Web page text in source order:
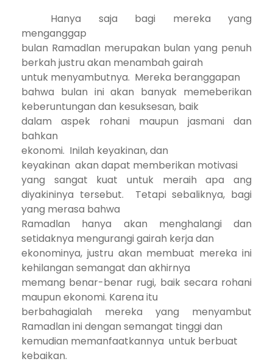
Hanya saja bagi mereka yang
menganggap
bulan Ramadlan merupakan bulan yang penuh
berkah justru akan menambah gairah
untuk menyambutnya. Mereka beranggapan
bahwa bulan ini akan banyak memeberikan
keberuntungan dan kesuksesan, baik
dalam aspek rohani maupun jasmani dan
bahkan
ekonomi. Inilah keyakinan, dan
keyakinan akan dapat memberikan motivasi
yang sangat kuat untuk meraih apa ang
diyakininya tersebut.
Tetapi sebaliknya, bagi
yang merasa bahwa
Ramadlan hanya akan menghalangi dan
setidaknya mengurangi gairah kerja dan
ekonominya, justru akan membuat mereka ini
kehilangan semangat dan akhirnya
memang benar-benar rugi, baik secara rohani
maupun ekonomi. Karena itu
berbahagialah mereka yang menyambut
Ramadlan ini dengan semangat tinggi dan
kemudian memanfaatkannya untuk berbuat
kebaikan.